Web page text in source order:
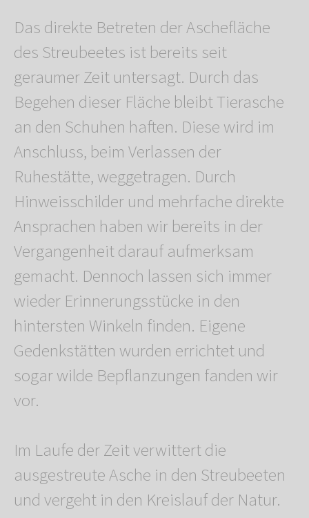
Das direkte Betreten der Aschefläche
des Streubeetes ist bereits seit
geraumer Zeit untersagt. Durch das
Begehen dieser Fläche bleibt Tierasche
an den Schuhen haften. Diese wird im
Anschluss, beim Verlassen der
Ruhestätte, weggetragen. Durch
Hinweisschilder und mehrfache direkte
Ansprachen haben wir bereits in der
Vergangenheit darauf aufmerksam
gemacht. Dennoch lassen sich immer
wieder Erinnerungsstücke in den
hintersten Winkeln finden. Eigene
Gedenkstätten wurden errichtet und
sogar wilde Bepflanzungen fanden wir
vor.
Im Laufe der Zeit verwittert die
ausgestreute Asche in den Streubeeten
und vergeht in den Kreislauf der Natur.